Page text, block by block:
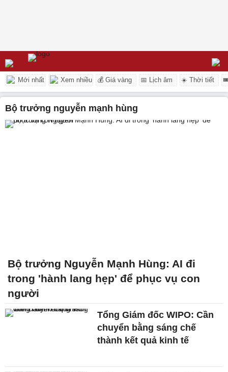
Mới nhất Xem nhiều 💰 Giá vàng 📅 Lịch âm ☀️ Thời tiết
bộ trưởng nguyễn mạnh hùng
Bộ trưởng Nguyễn Mạnh Hùng: AI đi
trong 'hành lang hẹp' để phục vụ con
người
Tổng Giám đốc WIPO: Cần
chuyển bằng sáng chế
thành kết quả kinh tế